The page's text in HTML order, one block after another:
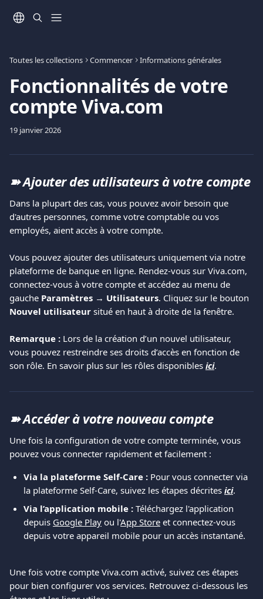
Toutes les collections Commencer Informations générales
Fonctionnalités de votre
compte Viva.com
19 janvier 2026
➽ Ajouter des utilisateurs à votre compte
Dans la plupart des cas, vous pouvez avoir besoin que
d'autres personnes, comme votre comptable ou vos
employés, aient accès à votre compte.
Vous pouvez ajouter des utilisateurs uniquement via notre
plateforme de banque en ligne. Rendez-vous sur Viva.com,
connectez-vous à votre compte et accédez au menu de
gauche Paramètres → Utilisateurs. Cliquez sur le bouton
Nouvel utilisateur situé en haut à droite de la fenêtre.
Remarque : Lors de la création d’un nouvel utilisateur,
vous pouvez restreindre ses droits d’accès en fonction de
son rôle. En savoir plus sur les rôles disponibles ici.
➽ Accéder à votre nouveau compte
Une fois la configuration de votre compte terminée, vous
pouvez vous connecter rapidement et facilement :
Via la plateforme Self-Care : Pour vous connecter via
la plateforme Self-Care, suivez les étapes décrites ici.
Via l’application mobile : Téléchargez l'application
depuis Google Play ou l'App Store et connectez-vous
depuis votre appareil mobile pour un accès instantané.
Une fois votre compte Viva.com activé, suivez ces étapes
pour bien configurer vos services. Retrouvez ci-dessous les